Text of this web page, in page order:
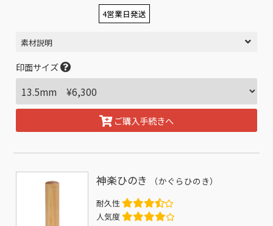
4営業日発送
素材説明
印面サイズ
ご購入手続きへ
神楽ひのき （かぐらひのき）
耐久性
人気度